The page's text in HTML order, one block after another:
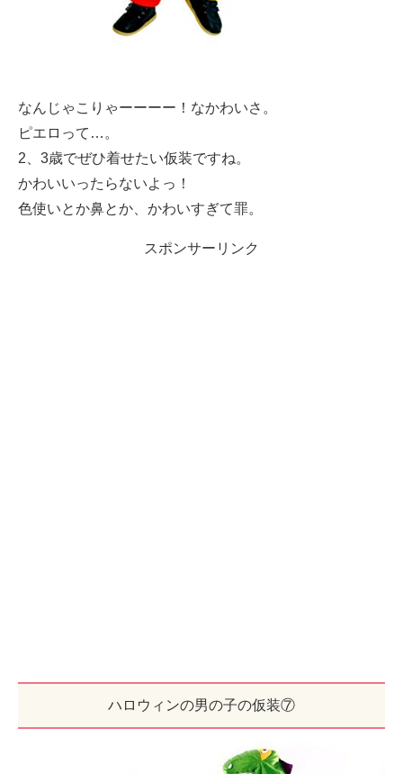
なんじゃこりゃーーーー！なかわいさ。
ピエロって…。
2、3歳でぜひ着せたい仮装ですね。
かわいいったらないよっ！
色使いとか鼻とか、かわいすぎて罪。
スポンサーリンク
ハロウィンの男の子の仮装⑦